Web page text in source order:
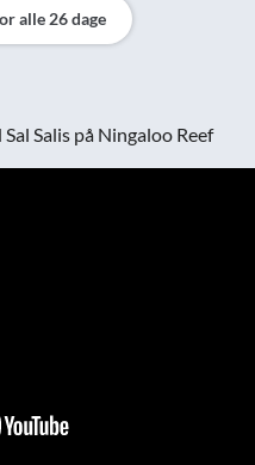
alle 26 dage
Salis på Ningaloo Reef